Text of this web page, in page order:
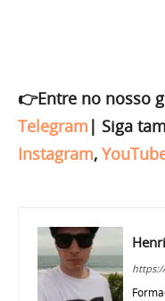
👉Entre no nosso
Telegram | Siga
Instagram,